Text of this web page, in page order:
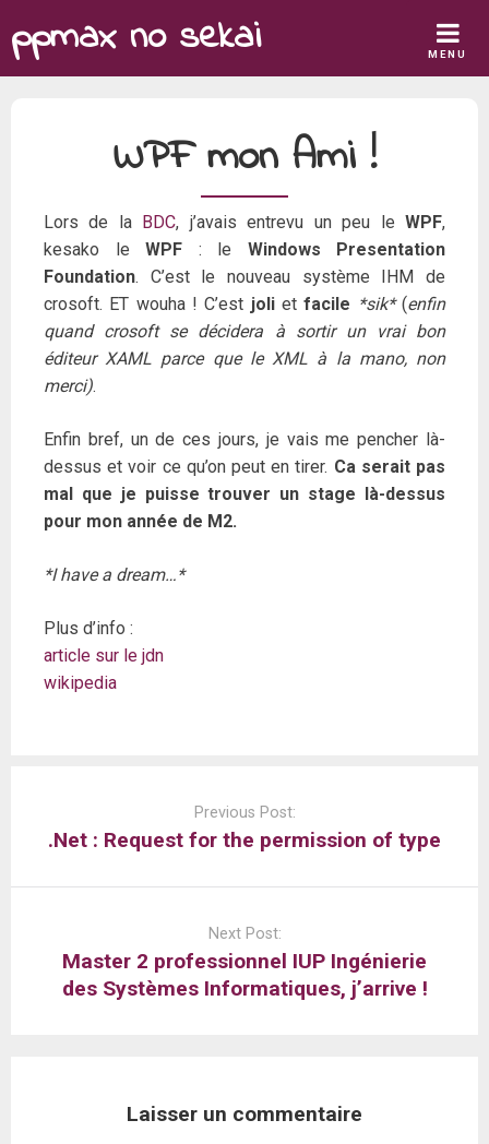
to
content
ppmax no sekai MENU
WPF mon Ami !
Lors de la BDC, j’avais entrevu un peu leWPF,
kesako le WPF : le Windows Presentation
Foundation. C’est le nouveau système IHM de
crosoft. ET wouha ! C’est jolietfacile *sik*(enfin
quand crosoft se décidera à sortir un vrai bon
éditeur XAML parce que le XML à la mano, non
merci).
Enfin bref, un de ces jours, je vais me pencher là-
dessus et voir ce qu’on peut en tirer. Ca serait pas
mal que je puisse trouver un stage là-dessus
pour mon année de M2.
*I have a dream…*
Plus d’info :
article sur le jdn
wikipedia
Previous Post:
.Net : Request for the permission of type
Next Post:
Master 2 professionnel IUP Ingénierie
des Systèmes Informatiques, j’arrive !
Laisser un commentaire